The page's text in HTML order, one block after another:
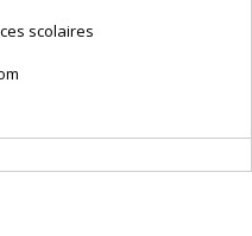
scolaires